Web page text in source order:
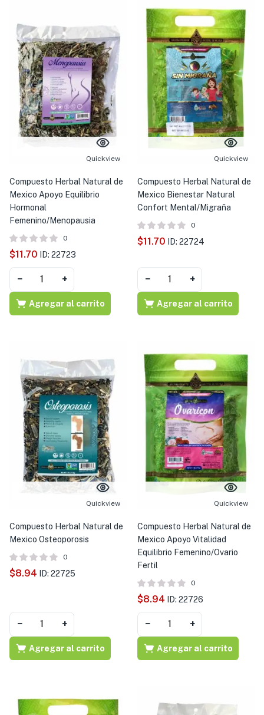
Quickview
Compuesto Herbal Natural de
Mexico Apoyo Equilibrio
Hormonal
Femenino/Menopausia
0
$11.70 ID: 22723
− +
Agregar al carrito
Quickview
Compuesto Herbal Natural de
Mexico Bienestar Natural
Confort Mental/Migraña
0
$11.70 ID: 22724
− +
Agregar al carrito
Quickview
Compuesto Herbal Natural de
Mexico Osteoporosis
0
$8.94 ID: 22725
− +
Agregar al carrito
Quickview
Compuesto Herbal Natural de
Mexico Apoyo Vitalidad
Equilibrio Femenino/Ovario
Fertil
0
$8.94 ID: 22726
− +
Agregar al carrito